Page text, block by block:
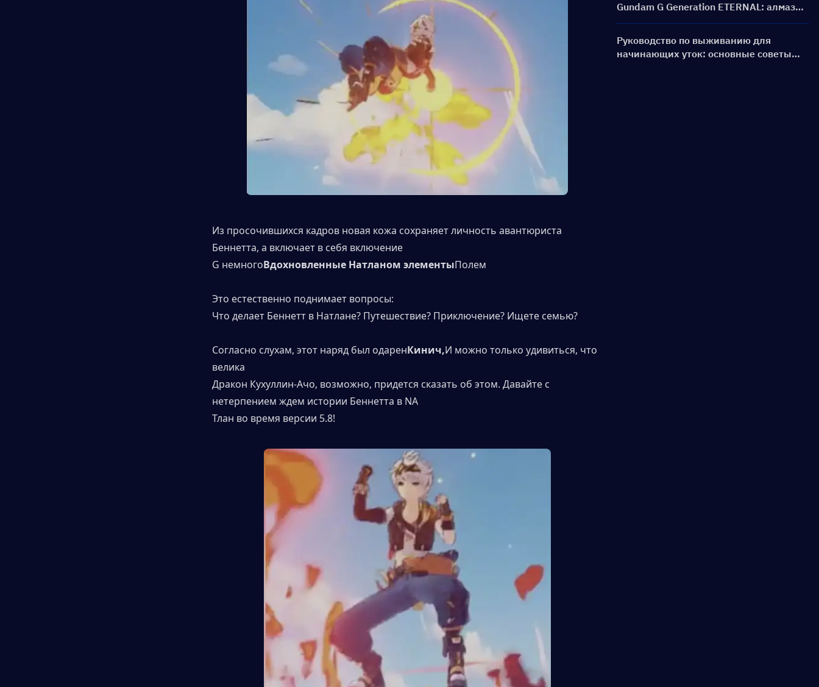
Из просочившихся кадров новая кожа сохраняет личность авантюриста
Беннетта, а включает в себя включение
G немногоВдохновленные Натланом элементыПолем
Это естественно поднимает вопросы:
Что делает Беннетт в Натлане? Путешествие? Приключение? Ищете семью?
Согласно слухам, этот наряд был одаренКинич,И можно только удивиться, что
велика
Дракон Кухуллин-Ачо, возможно, придется сказать об этом. Давайте с
нетерпением ждем истории Беннетта в NA
Тлан во время версии 5.8!
Gundam G Generation ETERNAL: алмазы,
наборы для прорыва лимита, цены и
Руководство по выживанию для
начинающих уток: основные советы